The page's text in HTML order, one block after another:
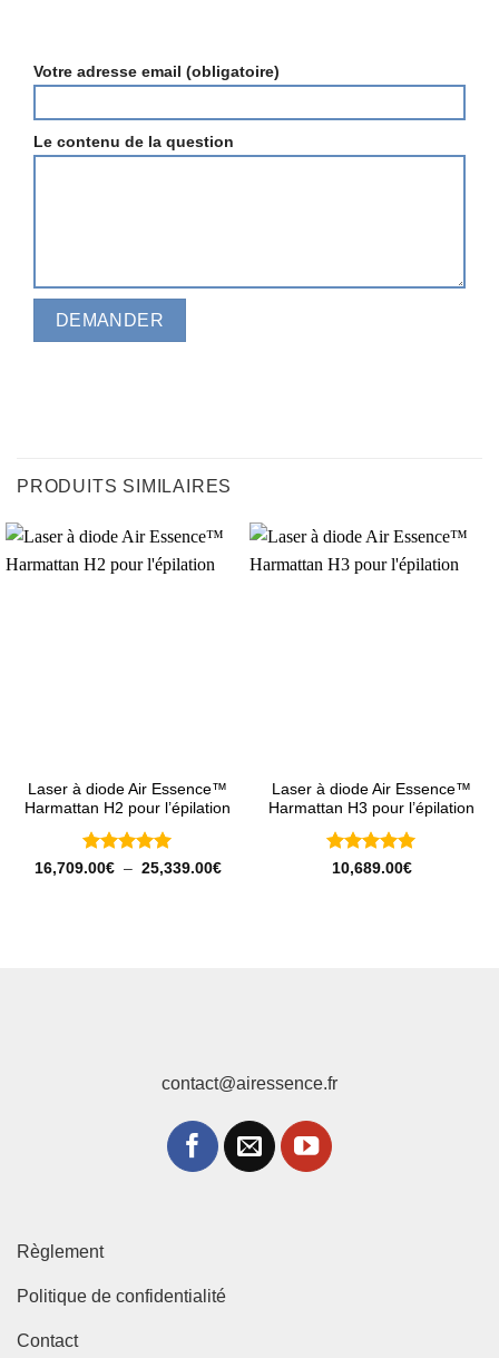
Votre adresse email (obligatoire)
Le contenu de la question
PRODUITS SIMILAIRES
Laser à diode Air Essence™
Harmattan H2 pour l’épilation
Note5 sur
16,709.00€ – 25,339.00€Plage
Laser à diode Air Essence™
Harmattan H3 pour l’épilation
Note5sur
10,689.00€
contact@airessence.fr
Règlement
Politique de confidentialité
Contact